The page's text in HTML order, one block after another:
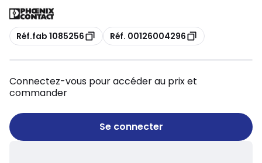
Copie
Réf.fab 1085256 Copie
Réf. 00126004296
Connectez-vous pour accéder au prix et
commander
Se connecter